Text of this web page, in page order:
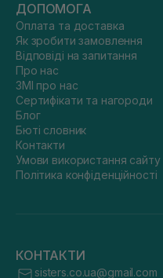
ДОПОМОГА
Оплата та доставка
Як зробити замовлення
Відповіді на запитання
Про нас
ЗМІ про нас
Сертифікати та нагороди
Блог
Бюті словник
Контакти
Умови використання сайту
Політика конфіденційності
КОНТАКТИ
sisters.co.ua@gmail.com